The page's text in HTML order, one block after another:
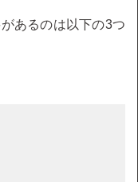
あるのは以下の3つ